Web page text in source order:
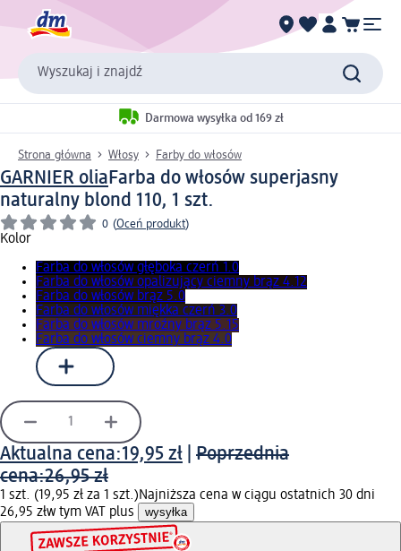
Wyszukaj i znajdź
Darmowa wysyłka od 169 zł
Strona główna Włosy Farby do włosów
GARNIER oliaFarba do włosów superjasny
naturalny blond 110, 1 szt.
0 (Oceń produkt)
Kolor
Farba do włosów głęboka czerń 1.0
Farba do włosów opalizujący ciemny brąz 4.12
Farba do włosów brąz 5.0
Farba do włosów miękka czerń 3.0
Farba do włosów mroźny brąz 5.15
Farba do włosów ciemny brąz 4.0
Aktualna cena:19,95 zł
Poprzednia
cena:26,95 zł
1 szt. (19,95 zł za 1 szt.)Najniższa cena w ciągu ostatnich 30 dni
26,95 złw tym VAT plus wysyłka